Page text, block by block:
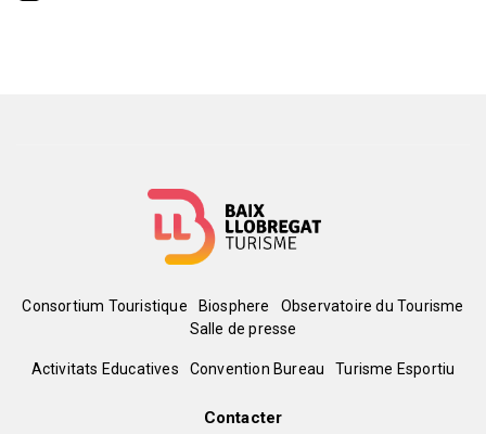
Menú
del
Consortium Touristique Biosphere
Observatoire du Tourisme
Salle de presse
Peu
Activitats Educatives Convention Bureau Turisme Esportiu
Contacter